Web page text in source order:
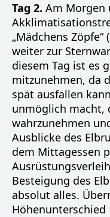
Tag 2. Am Morgen
„Mädchens
weiter zur
diesem Tag ist es
mitzunehmen, da
spät ausfallen
unmöglich macht,
wahrzunehmen
Ausblicke des
dem Mittagessen
Besteigung des
absolut alles.
Höhenunterschied